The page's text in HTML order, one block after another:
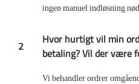
ingen manuel indløsning
2
Hvor hurtigt vil min
betaling? Vil der være
Vi behandler ordrer